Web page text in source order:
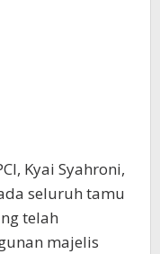
Kyai Syahroni,
seluruh tamu
telah
majelis